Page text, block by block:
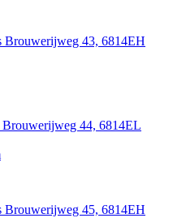
Brouwerijweg 43, 6814EH
Brouwerijweg 44, 6814EL
Brouwerijweg 45, 6814EH